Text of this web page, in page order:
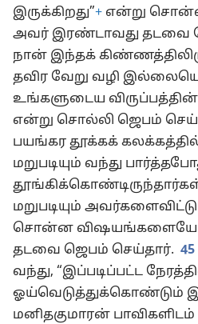
இருக்கிறது”+ என்று
அவர் இரண்டாவது தடவை
நான் இந்தக்
தவிர வேறு வழி
உங்களுடைய
என்று சொல்லி ஜெபம்
பயங்கர தூக்கக்
மறுபடியும் வந்து
மறுபடியும்
சொன்ன விஷயங்களையே
தடவை ஜெபம் செய்தார். 45
வந்து, “இப்படிப்பட்ட
ஓய்வெடுத்துக்கொண்டும்
மனிதகுமாரன் பாவிகளிடம்